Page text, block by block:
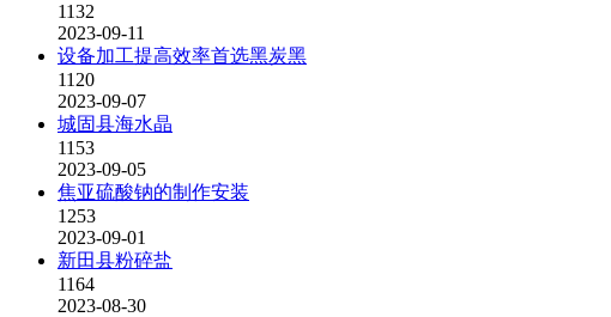
1132
2023-09-11
设备加工提高效率首选黑炭黑
1120
2023-09-07
城固县海水晶
1153
2023-09-05
焦亚硫酸钠的制作安装
1253
2023-09-01
新田县粉碎盐
1164
2023-08-30